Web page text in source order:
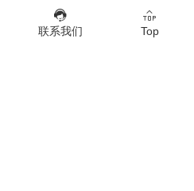

联系我们

Top